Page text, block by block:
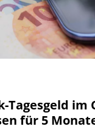
Tagesgeld im
für 5